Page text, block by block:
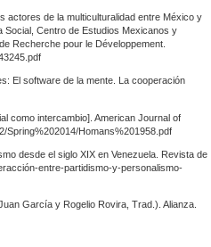
actores de la multiculturalidad entre México y
Social, Centro de Estudios Mexicanos y
Recherche pour le Développement.
El software de la mente. La cooperación
como intercambio]. American Journal of
Spring%202014/Homans%201958.pdf
desde el siglo XIX en Venezuela. Revista de
entre-partidismo-y-personalismo-
García y Rogelio Rovira, Trad.). Alianza.